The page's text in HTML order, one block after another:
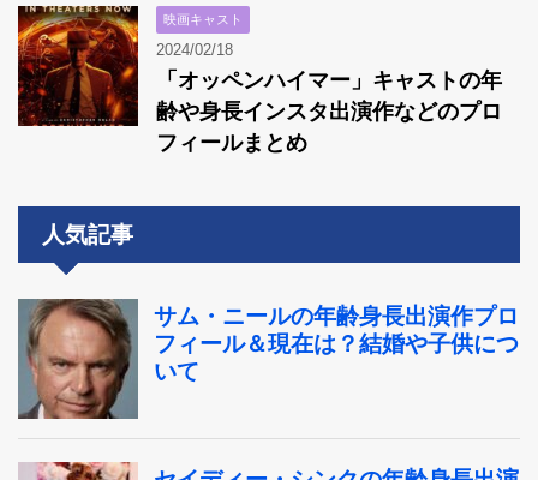
映画キャスト
2024/02/18
「オッペンハイマー」キャストの年
齢や身長インスタ出演作などのプロ
フィールまとめ
人気記事